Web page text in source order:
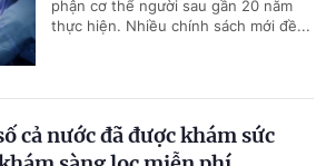
phận cơ thể người sau gần 20 năm
thực hiện. Nhiều chính sách mới đề...
cả nước đã được khám sức